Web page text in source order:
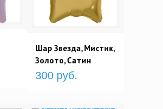
Шар Звезда, Мистик,
Золото, Сатин
300 руб.